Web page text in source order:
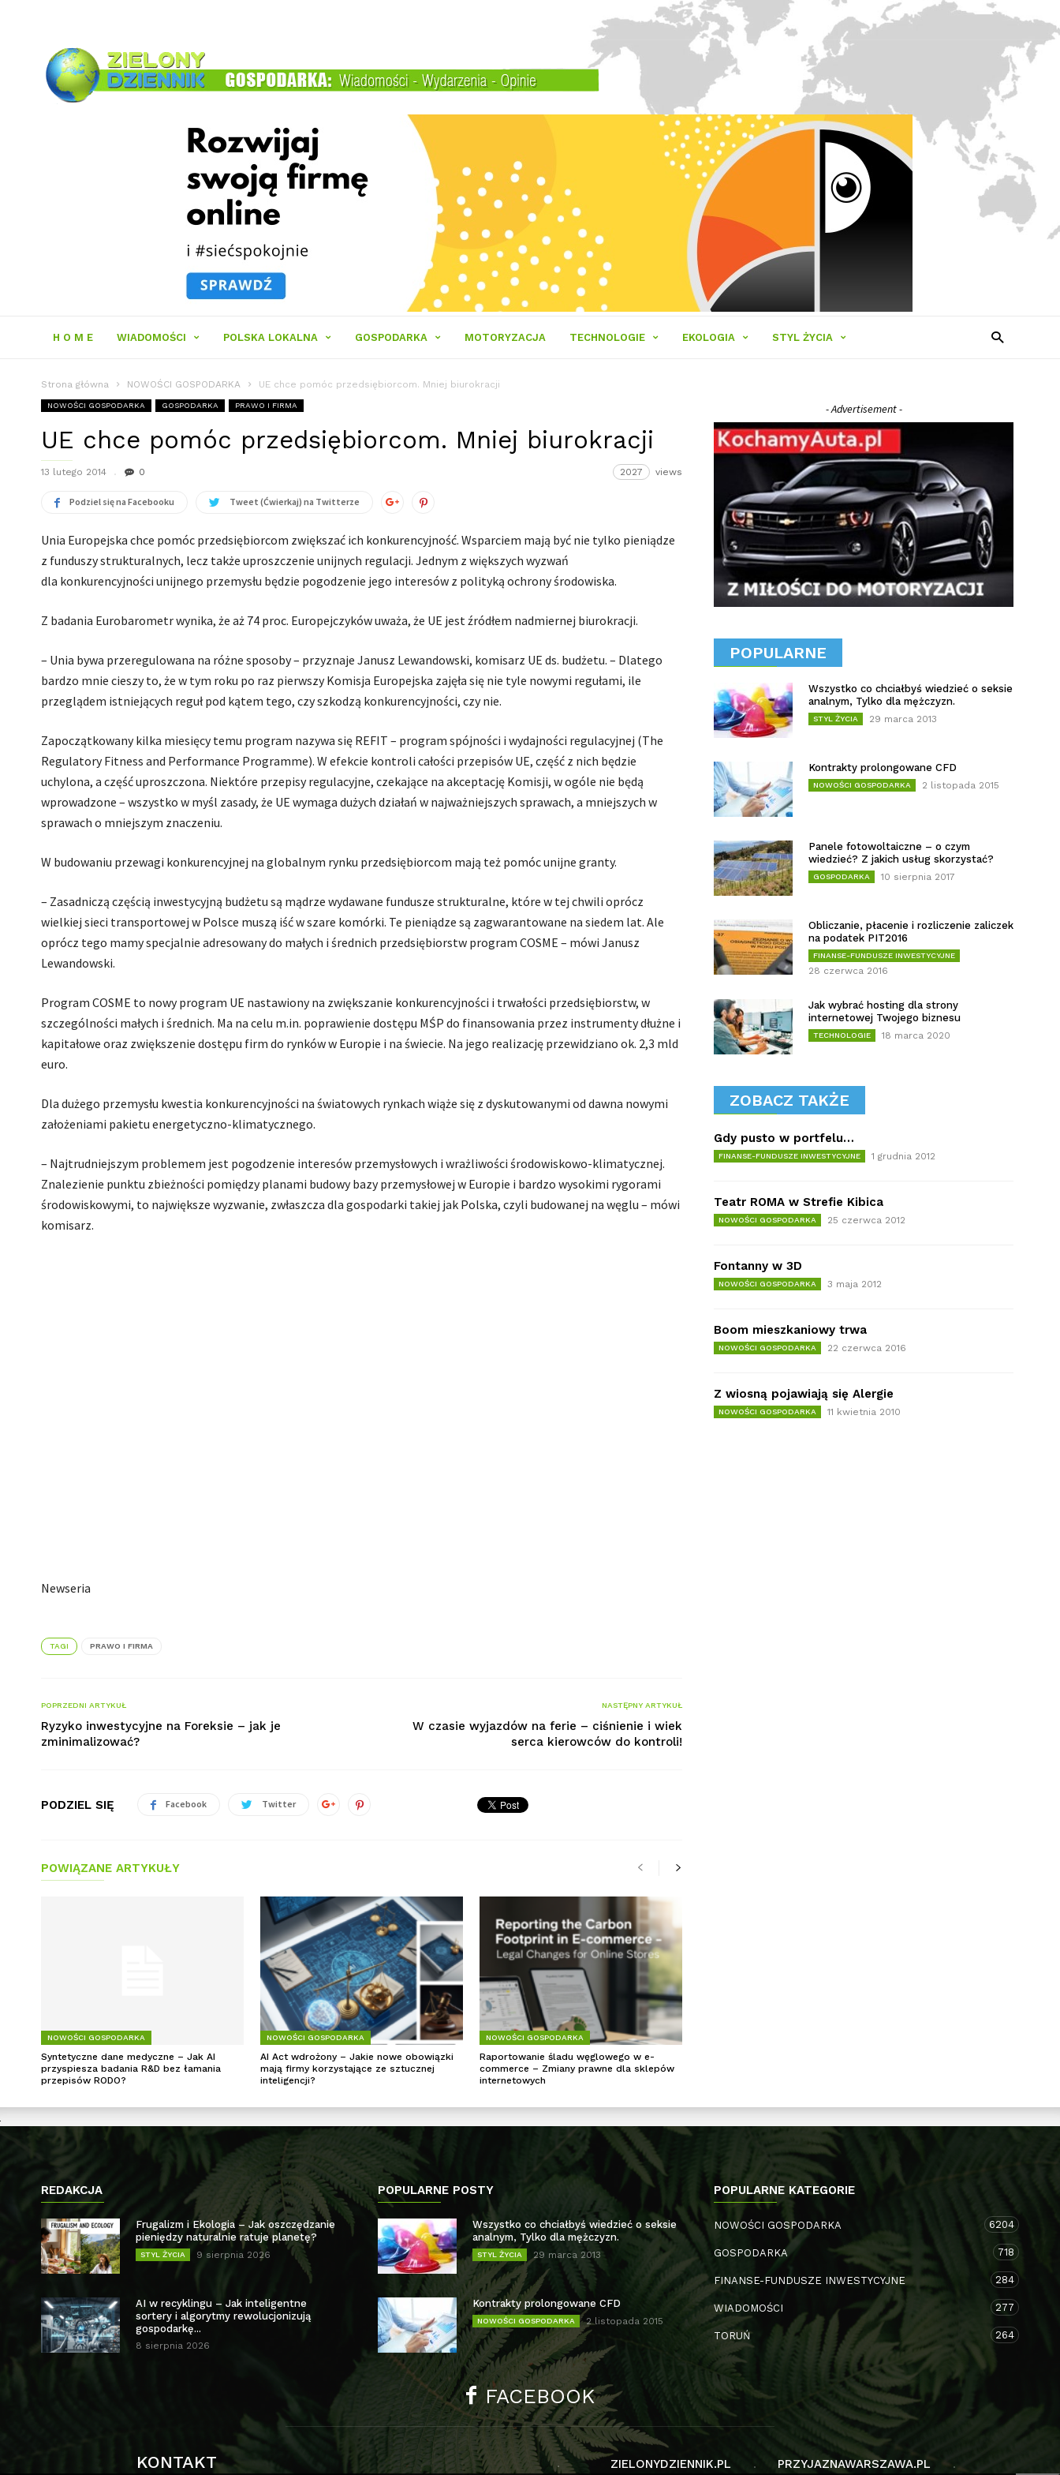
Zielony
Dziennik
H O M E WIADOMOŚCI POLSKA LOKALNA GOSPODARKA MOTORYZACJA TECHNOLOGIE EKOLOGIA STYL ŻYCIA
Strona główna NOWOŚCI GOSPODARKA UE chce pomóc przedsiębiorcom. Mniej biurokracji
NOWOŚCI GOSPODARKA GOSPODARKA PRAWO I FIRMA
UE chce pomóc przedsiębiorcom. Mniej biurokracji
13 lutego 2014 0 2027 views
Podziel się na Facebooku Tweet (Ćwierkaj) na Twitterze
Unia Europejska chce pomóc przedsiębiorcom zwiększać ich konkurencyjność. Wsparciem mają być nie tylko pieniądze
z funduszy strukturalnych, lecz także uproszczenie unijnych regulacji. Jednym z większych wyzwań
dla konkurencyjności unijnego przemysłu będzie pogodzenie jego interesów z polityką ochrony środowiska.
Z badania Eurobarometr wynika, że aż 74 proc. Europejczyków uważa, że UE jest źródłem nadmiernej biurokracji.
– Unia bywa przeregulowana na różne sposoby – przyznaje Janusz Lewandowski, komisarz UE ds. budżetu. – Dlatego
bardzo mnie cieszy to, że w tym roku po raz pierwszy Komisja Europejska zajęła się nie tyle nowymi regułami, ile
przeglądem istniejących reguł pod kątem tego, czy szkodzą konkurencyjności, czy nie.
Zapoczątkowany kilka miesięcy temu program nazywa się REFIT – program spójności i wydajności regulacyjnej (The
Regulatory Fitness and Performance Programme). W efekcie kontroli całości przepisów UE, część z nich będzie
uchylona, a część uproszczona. Niektóre przepisy regulacyjne, czekające na akceptację Komisji, w ogóle nie będą
wprowadzone – wszystko w myśl zasady, że UE wymaga dużych działań w najważniejszych sprawach, a mniejszych w
sprawach o mniejszym znaczeniu.
W budowaniu przewagi konkurencyjnej na globalnym rynku przedsiębiorcom mają też pomóc unijne granty.
– Zasadniczą częścią inwestycyjną budżetu są mądrze wydawane fundusze strukturalne, które w tej chwili oprócz
wielkiej sieci transportowej w Polsce muszą iść w szare komórki. Te pieniądze są zagwarantowane na siedem lat. Ale
oprócz tego mamy specjalnie adresowany do małych i średnich przedsiębiorstw program COSME – mówi Janusz
Lewandowski.
Program COSME to nowy program UE nastawiony na zwiększanie konkurencyjności i trwałości przedsiębiorstw, w
szczególności małych i średnich. Ma na celu m.in. poprawienie dostępu MŚP do finansowania przez instrumenty dłużne i
kapitałowe oraz zwiększenie dostępu firm do rynków w Europie i na świecie. Na jego realizację przewidziano ok. 2,3 mld
euro.
Dla dużego przemysłu kwestia konkurencyjności na światowych rynkach wiąże się z dyskutowanymi od dawna nowymi
założeniami pakietu energetyczno-klimatycznego.
– Najtrudniejszym problemem jest pogodzenie interesów przemysłowych i wrażliwości środowiskowo-klimatycznej.
Znalezienie punktu zbieżności pomiędzy planami budowy bazy przemysłowej w Europie i bardzo wysokimi rygorami
środowiskowymi, to największe wyzwanie, zwłaszcza dla gospodarki takiej jak Polska, czyli budowanej na węglu – mówi
komisarz.
Newseria
TAGI PRAWO I FIRMA
POPRZEDNI ARTYKUŁ
Ryzyko inwestycyjne na Foreksie – jak je
zminimalizować?
NASTĘPNY ARTYKUŁ
W czasie wyjazdów na ferie – ciśnienie i wiek
serca kierowców do kontroli!
PODZIEL SIĘ Facebook Twitter
POWIĄZANE ARTYKUŁY
NOWOŚCI GOSPODARKA
Syntetyczne dane medyczne – Jak AI
przyspiesza badania R&D bez łamania
przepisów RODO?
NOWOŚCI GOSPODARKA
AI Act wdrożony – Jakie nowe obowiązki
mają firmy korzystające ze sztucznej
inteligencji?
NOWOŚCI GOSPODARKA
Raportowanie śladu węglowego w e-
commerce – Zmiany prawne dla sklepów
internetowych
- Advertisement -
POPULARNE
Wszystko co chciałbyś wiedzieć o seksie
analnym, Tylko dla mężczyzn.
STYL ŻYCIA 29 marca 2013
Kontrakty prolongowane CFD
NOWOŚCI GOSPODARKA 2 listopada 2015
Panele fotowoltaiczne – o czym
wiedzieć? Z jakich usług skorzystać?
GOSPODARKA 10 sierpnia 2017
Obliczanie, płacenie i rozliczenie zaliczek
na podatek PIT2016
FINANSE-FUNDUSZE INWESTYCYJNE
28 czerwca 2016
Jak wybrać hosting dla strony
internetowej Twojego biznesu
TECHNOLOGIE 18 marca 2020
ZOBACZ TAKŻE
Gdy pusto w portfelu…
FINANSE-FUNDUSZE INWESTYCYJNE 1 grudnia 2012
Teatr ROMA w Strefie Kibica
NOWOŚCI GOSPODARKA 25 czerwca 2012
Fontanny w 3D
NOWOŚCI GOSPODARKA 3 maja 2012
Boom mieszkaniowy trwa
NOWOŚCI GOSPODARKA 22 czerwca 2016
Z wiosną pojawiają się Alergie
NOWOŚCI GOSPODARKA 11 kwietnia 2010
REDAKCJA
Frugalizm i Ekologia – Jak oszczędzanie
pieniędzy naturalnie ratuje planetę?
STYL ŻYCIA 9 sierpnia 2026
AI w recyklingu – Jak inteligentne
sortery i algorytmy rewolucjonizują
gospodarkę...
8 sierpnia 2026
POPULARNE POSTY
Wszystko co chciałbyś wiedzieć o seksie
analnym, Tylko dla mężczyzn.
STYL ŻYCIA 29 marca 2013
Kontrakty prolongowane CFD
NOWOŚCI GOSPODARKA 2 listopada 2015
POPULARNE KATEGORIE
NOWOŚCI GOSPODARKA 6204
GOSPODARKA 718
FINANSE-FUNDUSZE INWESTYCYJNE 284
WIADOMOŚCI 277
TORUŃ 264
FACEBOOK
KONTAKT ZIELONYDZIENNIK.PL PRZYJAZNAWARSZAWA.PL